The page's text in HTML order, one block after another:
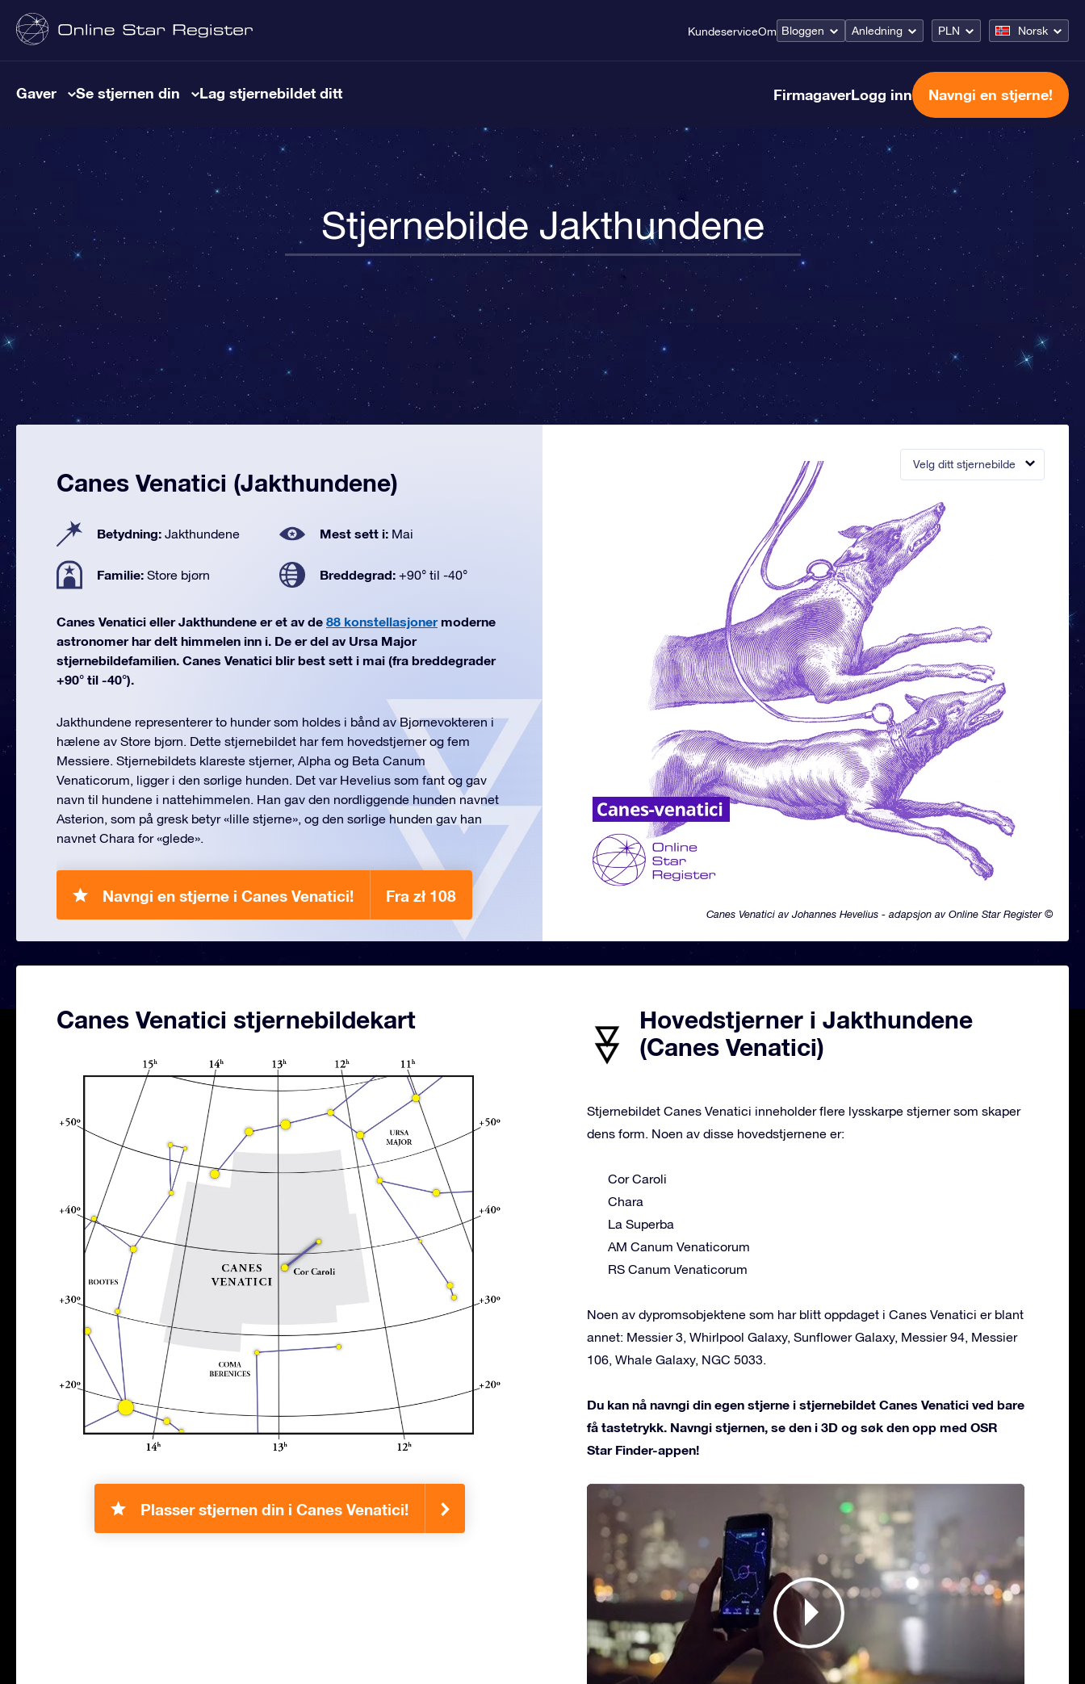
KundeserviceOm Bloggen Anledning PLN Norsk
Gaver Se stjernen din Lag stjernebildet ditt FirmagaverLogg inn Navngi en stjerne!
Stjernebilde Jakthundene
Velg ditt stjernebilde
Canes Venatici av Johannes Hevelius - adapsjon av Online Star Register ©
Canes Venatici (Jakthundene)
Betydning: Jakthundene Mest sett i: Mai
Familie: Store bjørn Breddegrad: +90° til -40°
Canes Venatici eller Jakthundene er et av de 88 konstellasjonermoderne
astronomer har delt himmelen inn i. De er del av Ursa Major
stjernebildefamilien. Canes Venatici blir best sett i mai (fra breddegrader
+90° til -40°).
Jakthundene representerer to hunder som holdes i bånd av Bjørnevokteren i
hælene av Store bjørn. Dette stjernebildet har fem hovedstjerner og fem
Messiere. Stjernebildets klareste stjerner, Alpha og Beta Canum
Venaticorum, ligger i den sørlige hunden. Det var Hevelius som fant og gav
navn til hundene i nattehimmelen. Han gav den nordliggende hunden navnet
Asterion, som på gresk betyr «lille stjerne», og den sørlige hunden gav han
navnet Chara for «glede».
Navngi en stjerne i Canes Venatici! Fra zł 108
Canes Venatici stjernebildekart
Plasser stjernen din i Canes Venatici!
Hovedstjerner i Jakthundene
(Canes Venatici)
Stjernebildet Canes Venatici inneholder flere lysskarpe stjerner som skaper
dens form. Noen av disse hovedstjernene er:
Cor Caroli
Chara
La Superba
AM Canum Venaticorum
RS Canum Venaticorum
Noen av dypromsobjektene som har blitt oppdaget i Canes Venatici er blant
annet: Messier 3, Whirlpool Galaxy, Sunflower Galaxy, Messier 94, Messier
106, Whale Galaxy, NGC 5033.
Du kan nå navngi din egen stjerne i stjernebildet Canes Venatici ved bare
få tastetrykk. Navngi stjernen, se den i 3D og søk den opp med OSR
Star Finder-appen!